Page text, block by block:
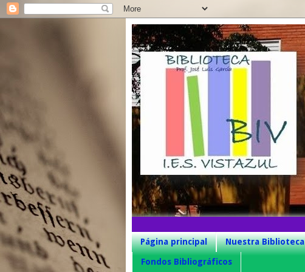
Página principal Nuestra Biblioteca
Fondos Bibliográficos